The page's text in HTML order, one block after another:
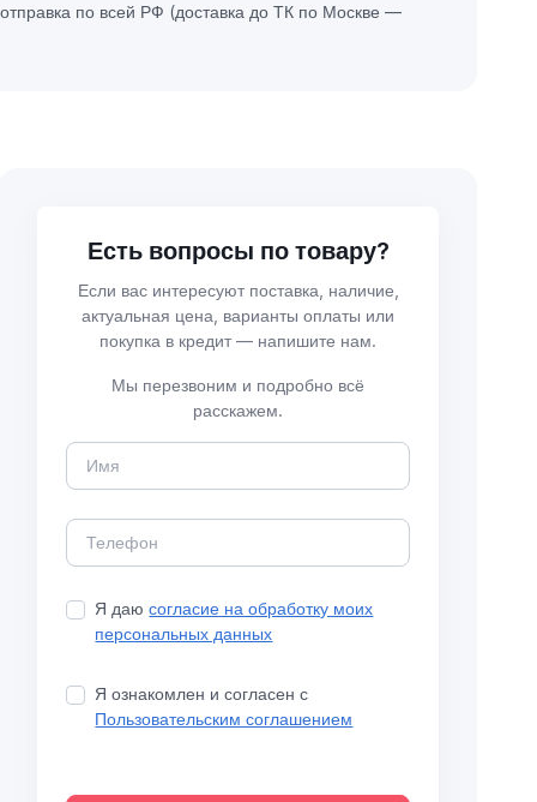
по всей РФ (доставка до ТК по Москве —
Есть вопросы по товару?
Если вас интересуют поставка, наличие,
актуальная цена, варианты оплаты или
покупка в кредит — напишите нам.
Мы перезвоним и подробно всё
расскажем.
Я даюсогласие на обработку моих
персональных данных
Я ознакомлен и согласен с
Пользовательским соглашением